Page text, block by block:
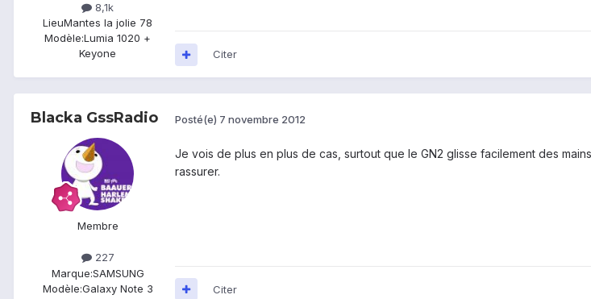
8,1k
LieuMantes la jolie 78
Modèle:Lumia 1020 +
Keyone
Citer
Blacka GssRadio
Membre
227
Marque:SAMSUNG
Modèle:Galaxy Note 3
Posté(e) 7 novembre 2012
Je vois de plus en plus de cas, surtout que le GN2 glisse facilement des
rassurer.
Citer